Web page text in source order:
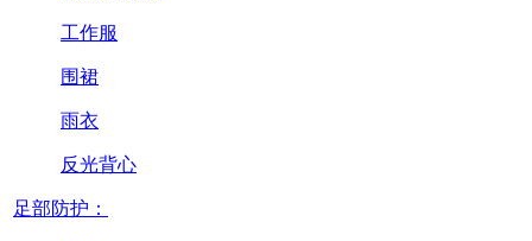
工作服
围裙
雨衣
反光背心
足部防护：